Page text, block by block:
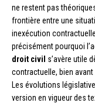
ne restent pas
frontière entre une
inexécution
précisément pourquoi
droit civil s’avère utile
contractuelle, bien avant
Les évolutions
version en vigueur des